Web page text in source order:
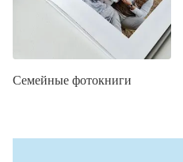
Семейные фотокниги